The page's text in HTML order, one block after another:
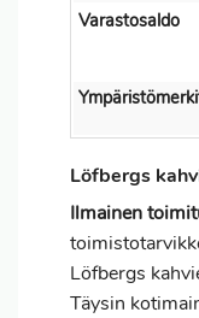
Varastosaldo
Löfbergs
Ilmainen
Löfbergs
Täysin